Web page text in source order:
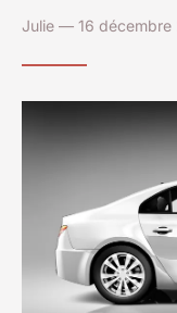
Julie — 16